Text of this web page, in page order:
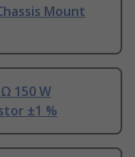
Mount
150 W
±1 %